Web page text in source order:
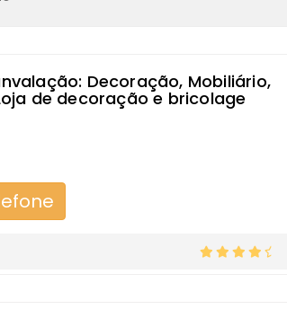
Decoração, Mobiliário,
de decoração e bricolage